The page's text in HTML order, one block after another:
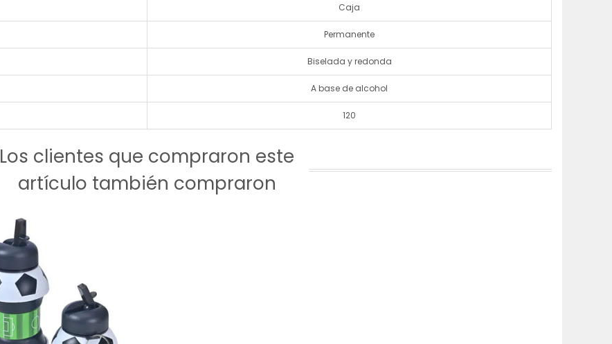
Caja
Permanente
Biselada y redonda
A base de alcohol
120
Los clientes que compraron este
artículo también compraron